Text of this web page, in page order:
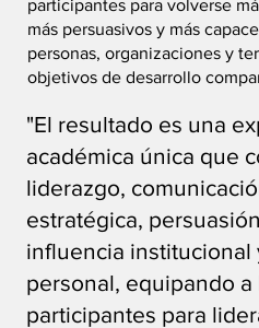
participantes para volverse
más persuasivos y más
personas, organizaciones y
objetivos de desarrollo
"El resultado es una
académica única que
liderazgo,
estratégica,
influencia institucional
personal, equipando a
participantes para